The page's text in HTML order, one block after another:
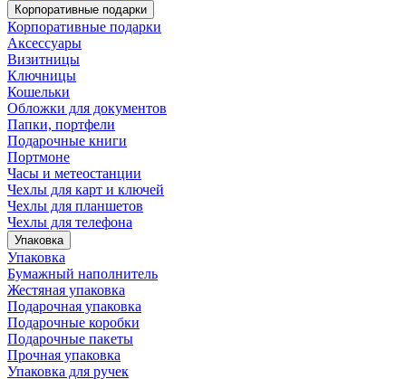
Корпоративные подарки
Корпоративные подарки
Аксессуары
Визитницы
Ключницы
Кошельки
Обложки для документов
Папки, портфели
Подарочные книги
Портмоне
Часы и метеостанции
Чехлы для карт и ключей
Чехлы для планшетов
Чехлы для телефона
Упаковка
Упаковка
Бумажный наполнитель
Жестяная упаковка
Подарочная упаковка
Подарочные коробки
Подарочные пакеты
Прочная упаковка
Упаковка для ручек